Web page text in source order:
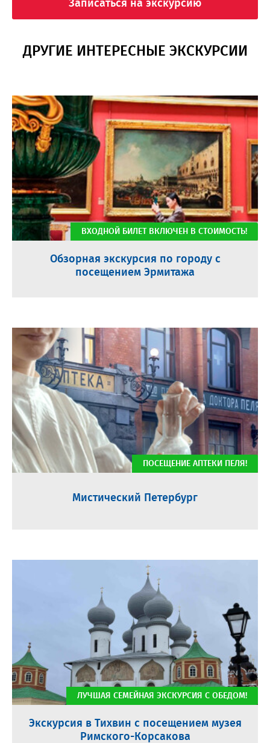
Записаться на экскурсию
ДРУГИЕ ИНТЕРЕСНЫЕ ЭКСКУРСИИ
Обзорная экскурсия по городу с
посещением Эрмитажа
ВХОДНОЙ БИЛЕТ ВКЛЮЧЕН В СТОИМОСТЬ!
Мистический Петербург
ПОСЕЩЕНИЕ АПТЕКИ ПЕЛЯ!
Экскурсия в Тихвин с посещением музея
Римского-Корсакова
ЛУЧШАЯ СЕМЕЙНАЯ ЭКСКУРСИЯ С ОБЕДОМ!